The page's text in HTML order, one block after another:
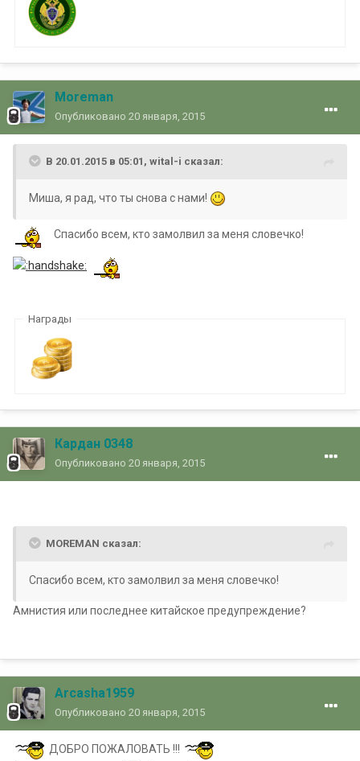
Moreman
Опубликовано 20 января, 2015
В 20.01.2015 в 05:01, wital-i сказал:
Миша, я рад, что ты снова с нами!
Спасибо всем, кто замолвил за меня словечко!
Награды
Кардан 0348
Опубликовано 20 января, 2015
MOREMAN сказал:
Спасибо всем, кто замолвил за меня словечко!
Амнистия или последнее китайское предупреждение?
Arcasha1959
Опубликовано 20 января, 2015
ДОБРО ПОЖАЛОВАТЬ !!!